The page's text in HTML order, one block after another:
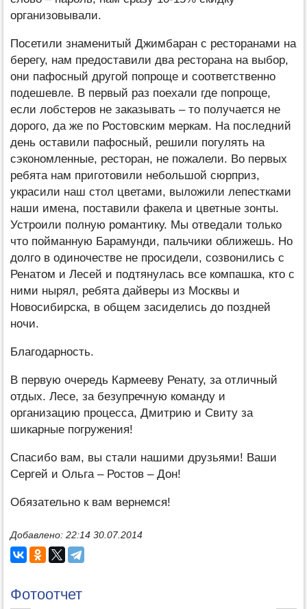
организовывали.
Посетили знаменитый Джимбаран с ресторанами на
берегу, нам предоставили два ресторана на выбор,
они пафосный другой попроще и соответственно
подешевле. В первый раз поехали где попроще,
если лобстеров не заказывать – то получается не
дорого, да же по Ростовским меркам. На последний
день оставили пафосный, решили погулять на
сэкономленные, ресторан, не пожалели. Во первых
ребята нам приготовили небольшой сюрприз,
украсили наш стол цветами, выложили лепестками
наши имена, поставили факела и цветные зонты.
Устроили полную романтику. Мы отведали только
что пойманную Барамунди, пальчики оближешь. Но
долго в одиночестве не просидели, созвонились с
Ренатом и Лесей и подтянулась все компашка, кто с
ними нырял, ребята дайверы из Москвы и
Новосибирска, в общем засиделись до поздней
ночи.
Благодарность.
В первую очередь Кармееву Ренату, за отличный
отдых. Лесе, за безупречную команду и
организацию процесса, Дмитрию и Свиту за
шикарные погружения!
Спасибо вам, вы стали нашими друзьями! Ваши
Сергей и Ольга – Ростов – Дон!
Обязательно к вам вернемся!
Добавлено: 22:14 30.07.2014
Фотоотчет